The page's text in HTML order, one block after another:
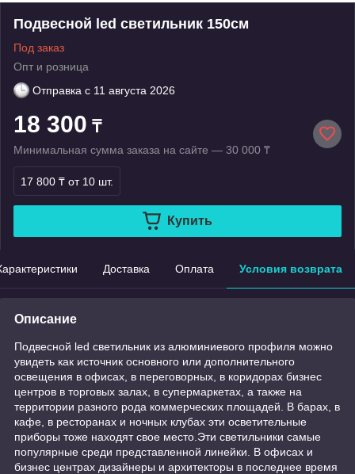
Подвесной led светильник 150см
Под заказ
Опт и розница
Отправка с 11 августа 2026
18 300 ₸
Минимальная сумма заказа на сайте — 30 000 ₸
17 800 ₸ от 10 шт.
Купить
Доставка Оплата Условия возврата
Описание
Подвесной led светильник из алюминиевого профиля можно
увидеть как источник основного или дополнительного
освещения в офисах, в переговорных, в коридорах бизнес
центров в торговых залах, в супермаркетах, а также на
территории разного рода коммерческих площадей. В барах, в
кафе, в ресторанах и ночных клубах эти осветительные
приборы тоже находят свое место.Эти светильники самые
популярные среди представленной линейки. В офисах и
бизнес центрах дизайнеры и архитекторы в последнее время